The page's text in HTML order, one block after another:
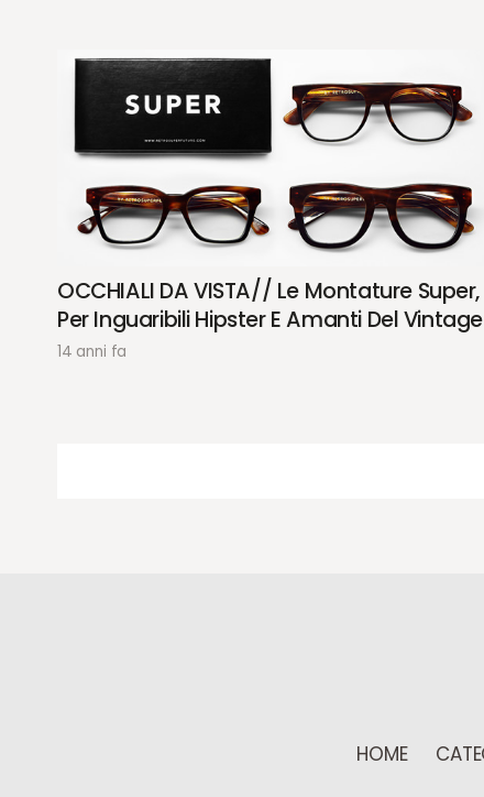
OCCHIALI DA VISTA// Le Montature Super,
Per Inguaribili Hipster E Amanti Del Vintage
14 anni fa
HOME